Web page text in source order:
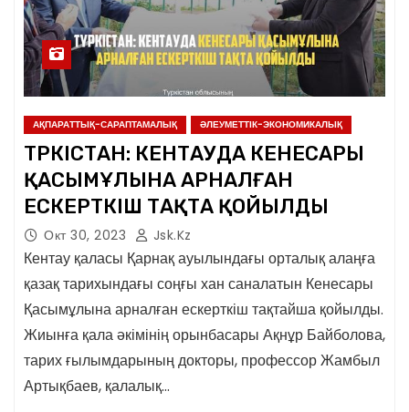
АҚПАРАТТЫҚ-САРАПТАМАЛЫҚ ӘЛЕУМЕТТІК-ЭКОНОМИКАЛЫҚ
ТҮРКІСТАН: КЕНТАУДА КЕНЕСАРЫ
ҚАСЫМҰЛЫНА АРНАЛҒАН
ЕСКЕРТКІШ ТАҚТА ҚОЙЫЛДЫ
Окт 30, 2023 Jsk.kz
Кентау қаласы Қарнақ ауылындағы орталық алаңға
қазақ тарихындағы соңғы хан саналатын Кенесары
Қасымұлына арналған ескерткіш тақтайша қойылды.
Жиынға қала әкімінің орынбасары Ақнұр Байболова,
тарих ғылымдарының докторы, профессор Жамбыл
Артықбаев, қалалық…